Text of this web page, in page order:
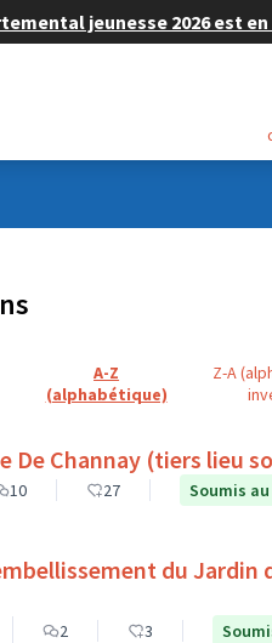
jeunesse 2026 est en
A-Z
(alphabétique)
Z-A
De Channay (tiers lieu
10 27 Soumis
du Jardin
2 3